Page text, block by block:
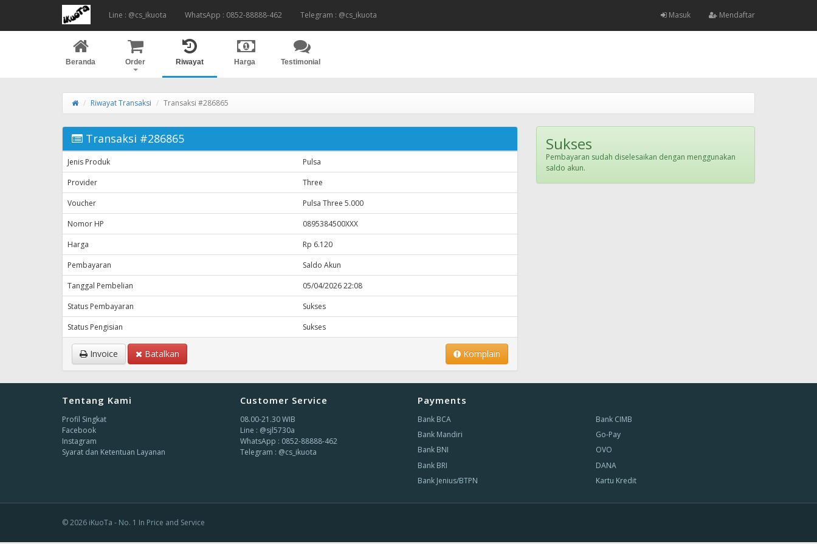
Line : @cs_ikuota WhatsApp : 0852-88888-462 Telegram : @cs_ikuota Masuk Mendaftar
Beranda Order Riwayat Harga Testimonial
Riwayat Transaksi Transaksi #286865
Transaksi #286865
Jenis Produk
Pulsa
Provider
Three
Voucher
Pulsa Three 5.000
Nomor HP
0895384500XXX
Harga
Rp 6.120
Pembayaran
Saldo Akun
Tanggal Pembelian
05/04/2026 22:08
Status Pembayaran
Sukses
Status Pengisian
Sukses
Komplain
Invoice Batalkan
Sukses
Pembayaran sudah diselesaikan dengan menggunakan
saldo akun.
Tentang Kami
Profil Singkat
Facebook
Instagram
Syarat dan Ketentuan Layanan
Customer Service
08.00-21.30 WIB
Line : @sjl5730a
WhatsApp : 0852-88888-462
Telegram : @cs_ikuota
Payments
Bank BCA
Bank Mandiri
Bank BNI
Bank BRI
Bank Jenius/BTPN
Bank CIMB
Go-Pay
OVO
DANA
Kartu Kredit
© 2026 iKuoTa - No. 1 In Price and Service